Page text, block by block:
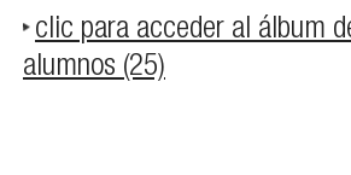
clic para acceder al álbum
alumnos (25)